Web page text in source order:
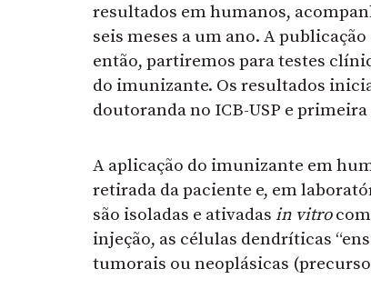
resultados em humanos,
seis meses a um ano. A
então, partiremos para testes
do imunizante. Os resultados
doutoranda no ICB-USP e
A aplicação do imunizante em
retirada da paciente e, em
são isoladas e ativadas in vitrocom
injeção, as células dendríticas
tumorais ou neoplásicas